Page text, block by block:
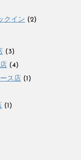
クイン (2)
(3)
(4)
ス店 (1)
(1)